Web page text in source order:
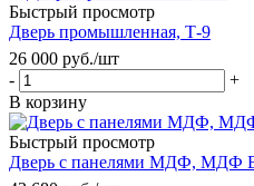
Быстрый просмотр
Дверь промышленная, Т-9
26 000 руб./шт
-
+
В корзину
Быстрый просмотр
Дверь с панелями МДФ, МДФ